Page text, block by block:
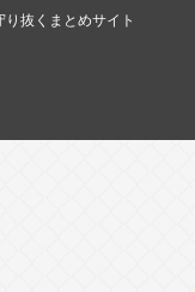
抜くまとめサイト